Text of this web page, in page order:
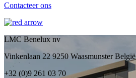
Contacteer ons
LMC Benelux nv
Vinkenlaan 22 9250 Waasmunster België
+32 (0)9 261 03 70